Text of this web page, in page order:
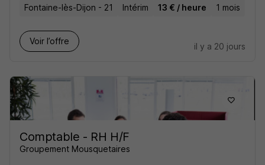
Fontaine-lès-Dijon - 21 Intérim 13 € / heure 1 mois
Voir l’offre
il y a 20 jours
Comptable - RH H/F
Groupement Mousquetaires